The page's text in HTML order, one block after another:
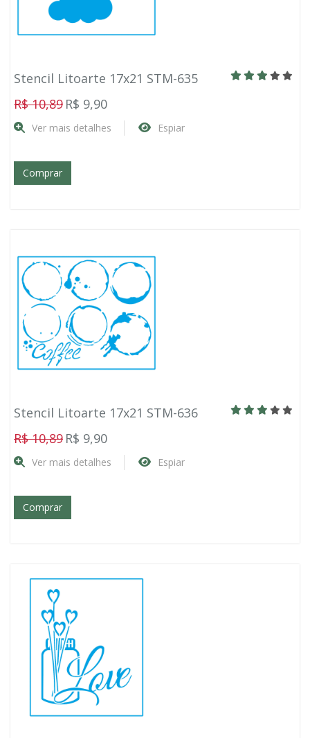
Stencil Litoarte 17x21 STM-635
R$ 10,89 R$ 9,90
Ver mais detalhes Espiar
Comprar
Stencil Litoarte 17x21 STM-636
R$ 10,89 R$ 9,90
Ver mais detalhes Espiar
Comprar